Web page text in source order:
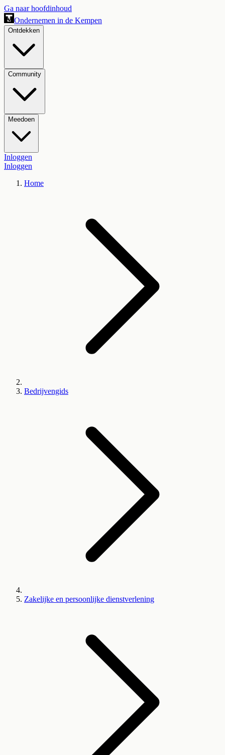
Ga naar hoofdinhoud
Ondernemen in de Kempen
Ontdekken
Community
Meedoen
Inloggen
Inloggen
Home
Bedrijvengids
Zakelijke en persoonlijke dienstverlening